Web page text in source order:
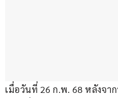
เมื่อวันที่ 26 ก.พ. 68 หลังจ